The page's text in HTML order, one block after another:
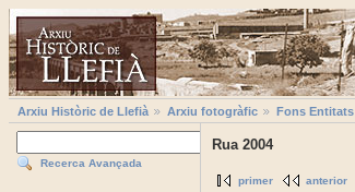
Arxiu Històric de Llefià Arxiu fotogràfic Fons Entitats
Recerca Avançada
Rua 2004
primer anterior